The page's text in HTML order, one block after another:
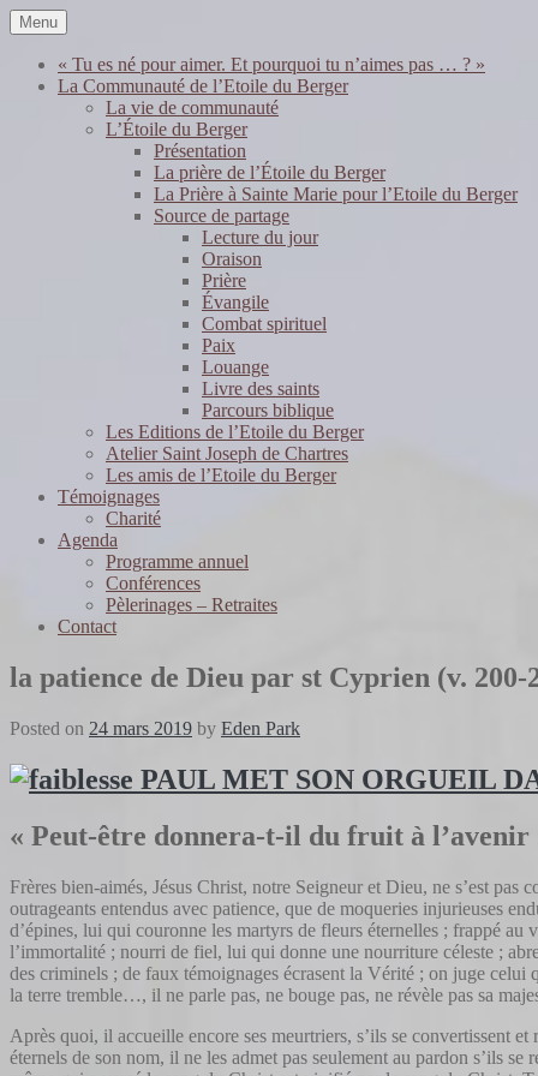
Skip
to
content
Menu
« Tu es né pour aimer. Et pourquoi tu n’aimes pas … ? »
La Communauté de l’Etoile du Berger
La vie de communauté
L’Étoile du Berger
Présentation
La prière de l’Étoile du Berger
La Prière à Sainte Marie pour l’Etoile du Berger
Source de partage
Lecture du jour
Oraison
Prière
Évangile
Combat spirituel
Paix
Louange
Livre des saints
Parcours biblique
Les Editions de l’Etoile du Berger
Atelier Saint Joseph de Chartres
Les amis de l’Etoile du Berger
Témoignages
Charité
Agenda
Programme annuel
Conférences
Pèlerinages – Retraites
Contact
la patience de Dieu par st Cyprien (v. 200-
Posted on 24 mars 2019 by Eden Park
« Peut-être donnera-t-il du fruit à
Frères bien-aimés, Jésus Christ, notre Seigneur et Dieu, ne s’est pas
outrageants entendus avec patience, que de moqueries injurieuses
d’épines, lui qui couronne les martyrs de fleurs éternelles ; frappé
l’immortalité ; nourri de fiel, lui qui donne une nourriture céleste ;
des criminels ; de faux témoignages écrasent la Vérité ; on juge celui
la terre tremble…, il ne parle pas, ne bouge pas, ne révèle pas sa
Après quoi, il accueille encore ses meurtriers, s’ils se convertissent
éternels de son nom, il ne les admet pas seulement au pardon s’ils